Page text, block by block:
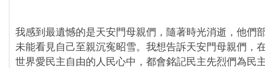
我感到最遺憾的是天安門母親們，隨著時光消逝，他們
未能看見自己至親沉寃昭雪。我想告訴天安門母親們，
世界愛民主自由的人民心中，都會銘記民主先烈們為民